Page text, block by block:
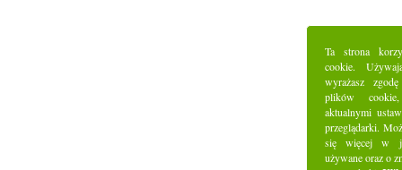
Ta strona
cookie.
wyrażasz
plików
aktualnymi
przeglądarki.
się więcej w
używane oraz o